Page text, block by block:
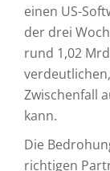
einen US-
der drei
rund 1,02
Zwischenfall
kann.
Die
richtigen